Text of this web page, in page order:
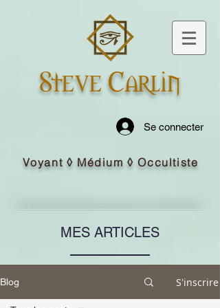
Steve Carlin
Se connecter
Voyant ◊ Médium ◊ Occultiste
MES ARTICLES
Blog S'inscrire